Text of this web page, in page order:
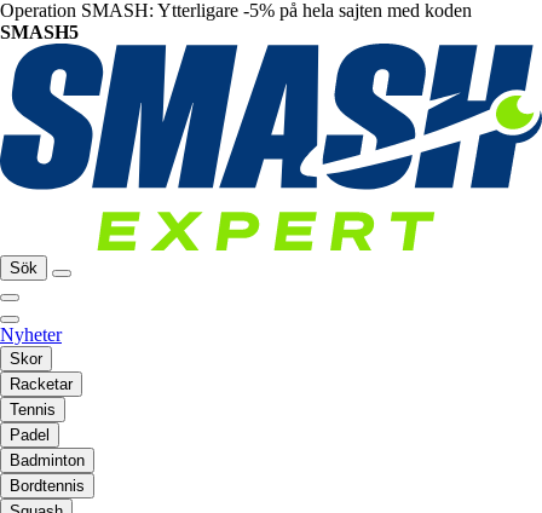
Operation SMASH: Ytterligare -5% på hela sajten med koden
SMASH5
Sök
Nyheter
Skor
Racketar
Tennis
Padel
Badminton
Bordtennis